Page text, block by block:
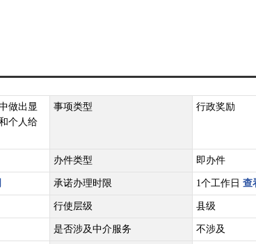
做出显
个人给
事项类型 行政奖励
办件类型 即办件
承诺办理时限 1个工作日 查
行使层级 县级
是否涉及中介服务 不涉及